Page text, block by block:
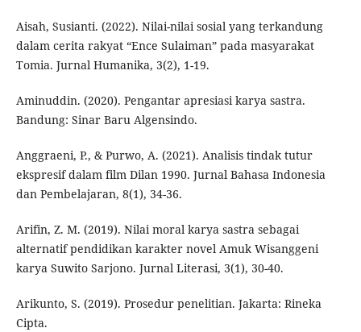
Aisah, Susianti. (2022). Nilai-nilai sosial yang terkandung
dalam cerita rakyat “Ence Sulaiman” pada masyarakat
Tomia. Jurnal Humanika, 3(2), 1-19.
Aminuddin. (2020). Pengantar apresiasi karya sastra.
Bandung: Sinar Baru Algensindo.
Anggraeni, P., & Purwo, A. (2021). Analisis tindak tutur
ekspresif dalam film Dilan 1990. Jurnal Bahasa Indonesia
dan Pembelajaran, 8(1), 34-36.
Arifin, Z. M. (2019). Nilai moral karya sastra sebagai
alternatif pendidikan karakter novel Amuk Wisanggeni
karya Suwito Sarjono. Jurnal Literasi, 3(1), 30-40.
Arikunto, S. (2019). Prosedur penelitian. Jakarta: Rineka
Cipta.